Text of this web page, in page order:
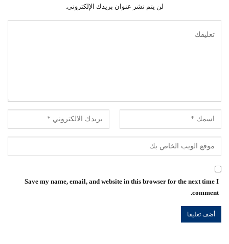
لن يتم نشر عنوان بريدك الإلكتروني.
Save my name, email, and website in this browser for the next time I
comment.